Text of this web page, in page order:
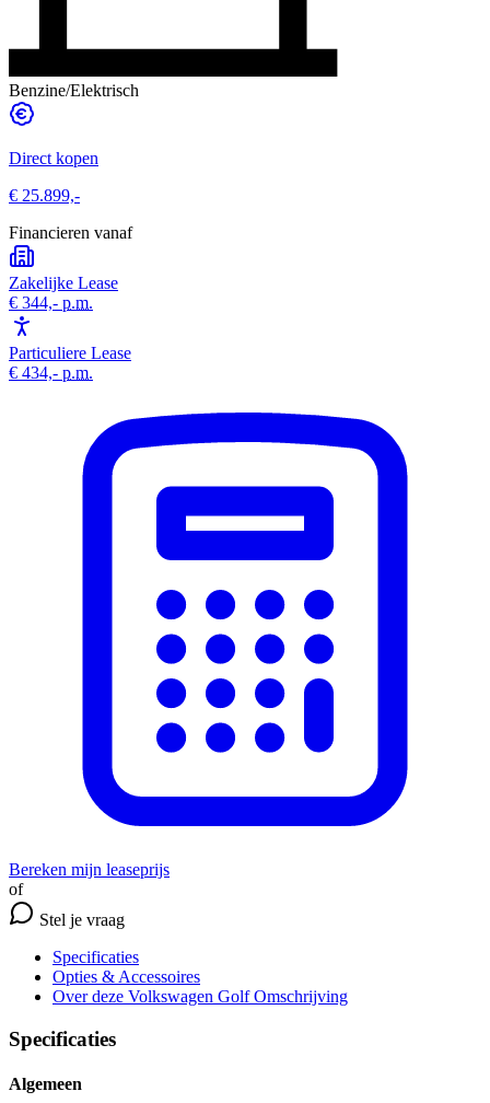
Benzine/Elektrisch
Direct kopen
€ 25.899,-
Financieren vanaf
Zakelijke Lease
€ 344,- p.m.
Particuliere Lease
€ 434,- p.m.
Bereken mijn leaseprijs
of
Stel je vraag
Specificaties
Opties & Accessoires
Over deze Volkswagen Golf Omschrijving
Specificaties
Algemeen